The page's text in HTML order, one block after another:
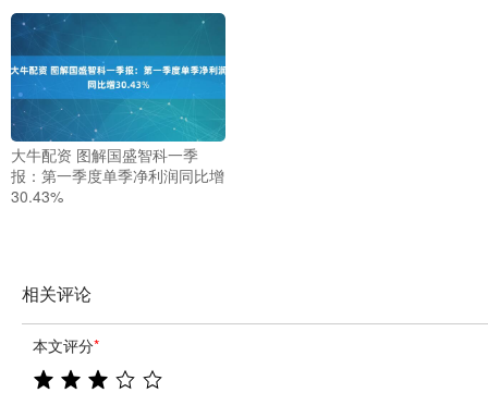
大牛配资 图解国盛智科一季
报：第一季度单季净利润同比增
30.43%
相关评论
本文评分*